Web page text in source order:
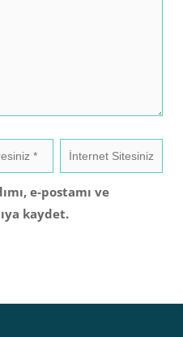
e-postamı ve
kaydet.